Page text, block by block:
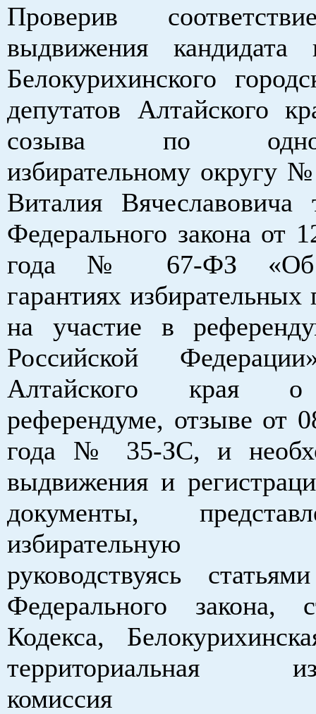
Проверив
выдвижения кандидата
Белокурихинского
депутатов Алтайского
созыва по
избирательному округу
Виталия Вячеславовича
Федерального закона от
года № 67-ФЗ «Об
гарантиях избирательных
на участие в
Российской
Алтайского края
референдуме, отзыве от
года № 35-ЗС, и
выдвижения и
документы,
избирательную
руководствуясь
Федерального закона,
Кодекса,
территориальная
комиссия